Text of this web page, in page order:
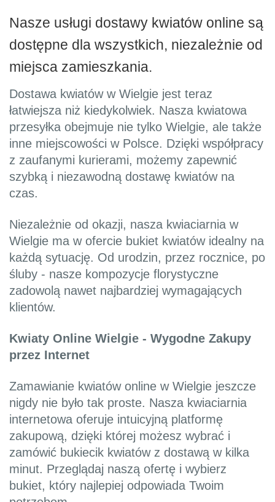
Nasze usługi dostawy kwiatów online są
dostępne dla wszystkich, niezależnie od
miejsca zamieszkania.
Dostawa kwiatów w Wielgie jest teraz
łatwiejsza niż kiedykolwiek. Nasza kwiatowa
przesyłka obejmuje nie tylko Wielgie, ale także
inne miejscowości w Polsce. Dzięki współpracy
z zaufanymi kurierami, możemy zapewnić
szybką i niezawodną dostawę kwiatów na
czas.
Niezależnie od okazji, nasza kwiaciarnia w
Wielgie ma w ofercie bukiet kwiatów idealny na
każdą sytuację. Od urodzin, przez rocznice, po
śluby - nasze kompozycje florystyczne
zadowolą nawet najbardziej wymagających
klientów.
Kwiaty Online Wielgie - Wygodne Zakupy
przez Internet
Zamawianie kwiatów online w Wielgie jeszcze
nigdy nie było tak proste. Nasza kwiaciarnia
internetowa oferuje intuicyjną platformę
zakupową, dzięki której możesz wybrać i
zamówić bukiecik kwiatów z dostawą w kilka
minut. Przeglądaj naszą ofertę i wybierz
bukiet, który najlepiej odpowiada Twoim